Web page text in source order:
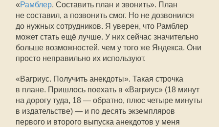
«Рамблер. Составить план и звонить». План
не составил, а позвонить смог. Но не дозвонился
до нужных сотрудников. Я уверен, что Рамблер
может стать ещё лучше. У них сейчас значительно
больше возможностей, чем у того же Яндекса. Они
просто неправильно их используют.
«Вагриус. Получить анекдоты». Такая строчка
в плане. Пришлось поехать в «Вагриус» (18 минут
на дорогу туда, 18 — обратно, плюс четыре минуты
в издательстве) — и по десять экземпляров
первого и второго выпуска анекдотов у меня